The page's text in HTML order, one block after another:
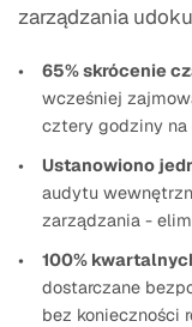
zarządzania
65% skrócenie
wcześniej
cztery godziny na
Ustanowiono
audytu
zarządzania -
100%
dostarczane
bez konieczności